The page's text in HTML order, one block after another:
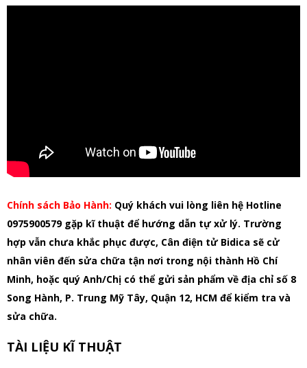
Chính sách Bảo Hành: Quý khách vui lòng liên hệ Hotline
0975900579 gặp kĩ thuật để hướng dẫn tự xử lý. Trường
hợp vẫn chưa khắc phục được, Cân điện tử Bidica sẽ cử
nhân viên đến sửa chữa tận nơi trong nội thành Hồ Chí
Minh, hoặc quý Anh/Chị có thể gửi sản phẩm về địa chỉ số 8
Song Hành, P. Trung Mỹ Tây, Quận 12, HCM để kiểm tra và
sửa chữa.
TÀI LIỆU KĨ THUẬT